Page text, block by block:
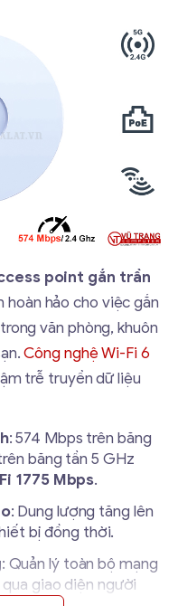
point gắn trần
hoàn hảo cho việc gắn
văn phòng, khuôn
Công nghệ Wi-Fi 6
trễ truyền dữ liệu
: 574 Mbps trên băng
băng tần 5 GHz
1775 Mbps.
: Dung lượng tăng lên
bị đồng thời.
: Quản lý toàn bộ mạng
giao diện người